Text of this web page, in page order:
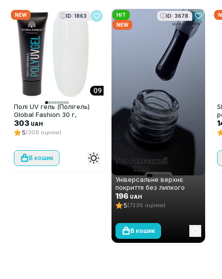
NEW ID: 1863
Полі UV гель (Полігель)
Global Fashion 30 г,
прозорий 09
303 UAH
5(309 оцінки)
В кошик
HIT
NEW
ID: 3678
Універсальне верхнє
покриття без липкого
шару Global Fashion TOP-
Алмазний (топ/фініш), 12
мл
196 UAH
5(7236 оцінки)
В кошик